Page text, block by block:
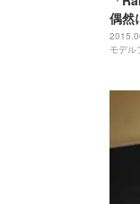
偶然
モデル